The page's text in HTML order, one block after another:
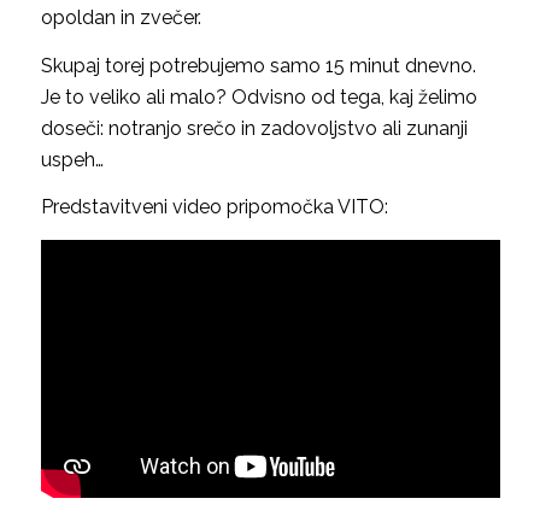
opoldan in zvečer.
Skupaj torej potrebujemo samo 15 minut dnevno.
Je to veliko ali malo? Odvisno od tega, kaj želimo
doseči: notranjo srečo in zadovoljstvo ali zunanji
uspeh…
Predstavitveni video pripomočka VITO: